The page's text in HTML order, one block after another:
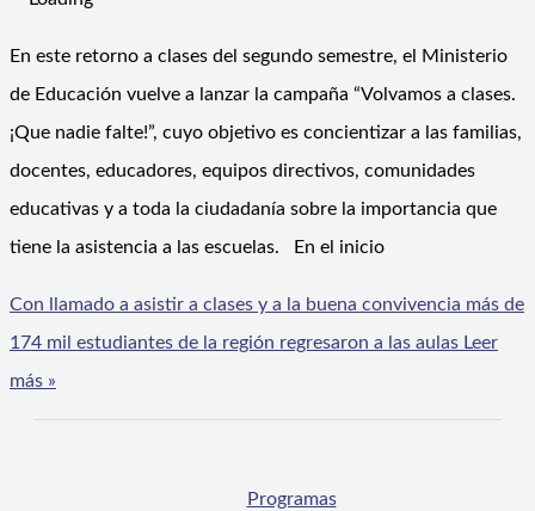
En este retorno a clases del segundo semestre, el Ministerio
de Educación vuelve a lanzar la campaña “Volvamos a clases.
¡Que nadie falte!”, cuyo objetivo es concientizar a las familias,
docentes, educadores, equipos directivos, comunidades
educativas y a toda la ciudadanía sobre la importancia que
tiene la asistencia a las escuelas. En el inicio
Con llamado a asistir a clases y a la buena convivencia más de
174 mil estudiantes de la región regresaron a las aulas Leer
más »
Programas